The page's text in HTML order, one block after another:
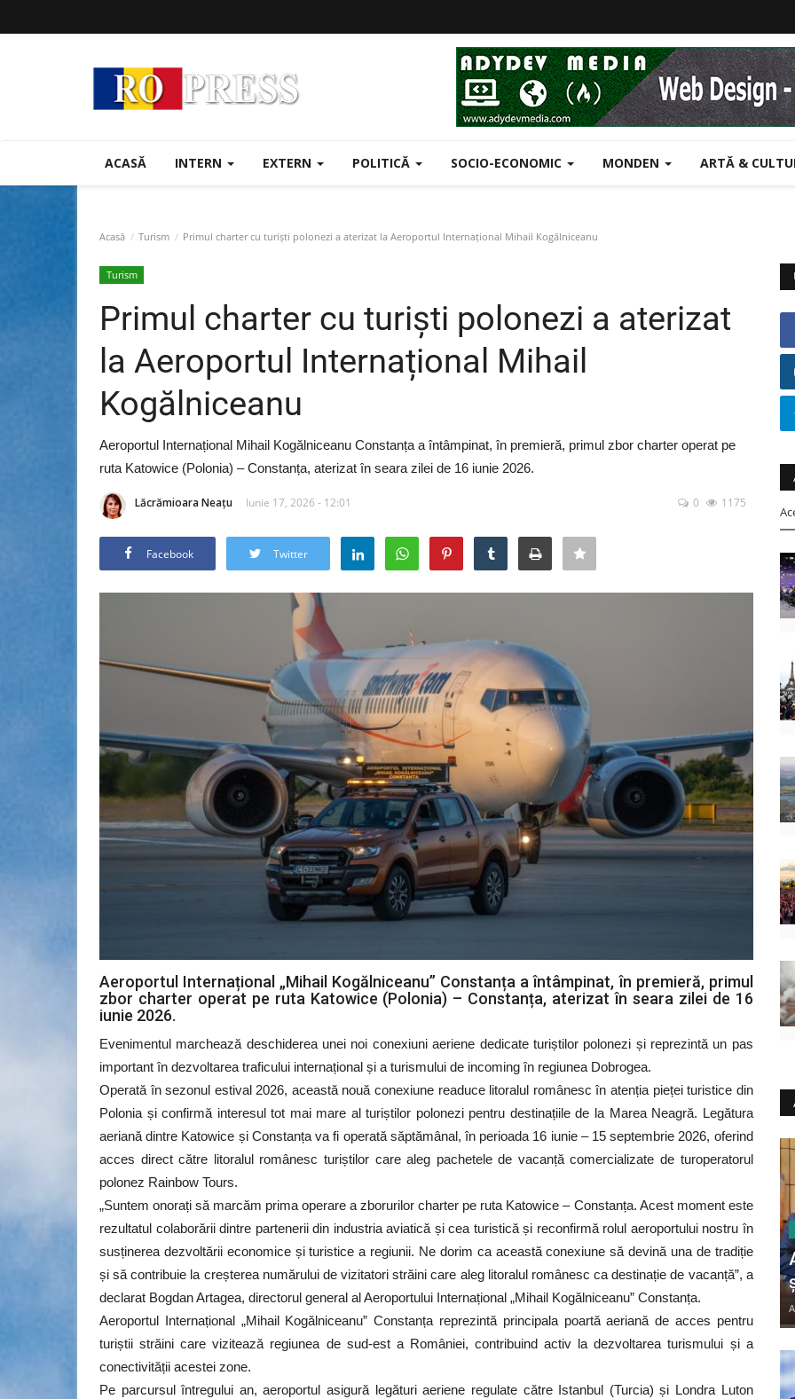
ACASĂ INTERN EXTERN POLITICĂ SOCIO-ECONOMIC MONDEN ARTĂ &
Acasă Turism Primul charter cu turiști polonezi a aterizat la Aeroportul Internațional Mihail Kogălniceanu
Turism
Primul charter cu turiști polonezi a aterizat
la Aeroportul Internațional Mihail
Kogălniceanu
Aeroportul Internațional Mihail Kogălniceanu Constanța a întâmpinat, în premieră, primul zbor charter operat pe
ruta Katowice (Polonia) – Constanța, aterizat în seara zilei de 16 iunie 2026.
Lăcrămioara Neațu Iunie 17, 2026 - 12:01 0 1175
Facebook Twitter
Aeroportul Internațional „Mihail Kogălniceanu” Constanța a întâmpinat, în premieră, primul
zbor charter operat pe ruta Katowice (Polonia) – Constanța, aterizat în seara zilei de 16
iunie 2026.
Evenimentul marchează deschiderea unei noi conexiuni aeriene dedicate turiștilor polonezi și reprezintă un pas
important în dezvoltarea traficului internațional și a turismului de incoming în regiunea Dobrogea.
Operată în sezonul estival 2026, această nouă conexiune readuce litoralul românesc în atenția pieței turistice din
Polonia și confirmă interesul tot mai mare al turiștilor polonezi pentru destinațiile de la Marea Neagră. Legătura
aeriană dintre Katowice și Constanța va fi operată săptămânal, în perioada 16 iunie – 15 septembrie 2026, oferind
acces direct către litoralul românesc turiștilor care aleg pachetele de vacanță comercializate de turoperatorul
polonez Rainbow Tours.
„Suntem onorați să marcăm prima operare a zborurilor charter pe ruta Katowice – Constanța. Acest moment este
rezultatul colaborării dintre partenerii din industria aviatică și cea turistică și reconfirmă rolul aeroportului nostru în
susținerea dezvoltării economice și turistice a regiunii. Ne dorim ca această conexiune să devină una de tradiție
și să contribuie la creșterea numărului de vizitatori străini care aleg litoralul românesc ca destinație de vacanță”, a
declarat Bogdan Artagea, directorul general al Aeroportului Internațional „Mihail Kogălniceanu” Constanța.
Aeroportul Internațional „Mihail Kogălniceanu” Constanța reprezintă principala poartă aeriană de acces pentru
turiștii străini care vizitează regiunea de sud-est a României, contribuind activ la dezvoltarea turismului și a
conectivității acestei zone.
Pe parcursul întregului an, aeroportul asigură legături aeriene regulate către Istanbul (Turcia) și Londra Luton